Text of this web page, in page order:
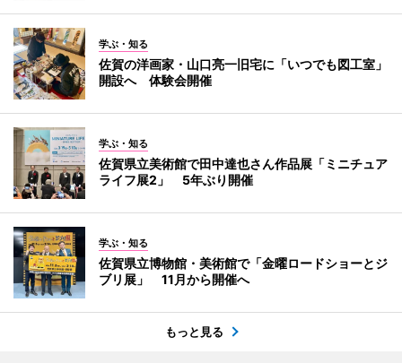
学ぶ・知る
佐賀の洋画家・山口亮一旧宅に「いつでも図工室」
開設へ 体験会開催
学ぶ・知る
佐賀県立美術館で田中達也さん作品展「ミニチュア
ライフ展2」 5年ぶり開催
学ぶ・知る
佐賀県立博物館・美術館で「金曜ロードショーとジ
ブリ展」 11月から開催へ
もっと見る